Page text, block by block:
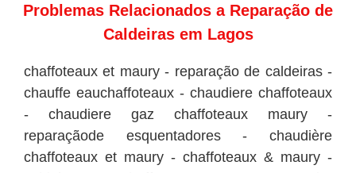
Problemas Relacionados a Reparação de
Caldeiras em Lagos
chaffoteaux et maury - reparação de caldeiras -
chauffe eauchaffoteaux - chaudiere chaffoteaux
- chaudiere gaz chaffoteaux maury -
reparaçãode esquentadores - chaudière
chaffoteaux et maury - chaffoteaux & maury -